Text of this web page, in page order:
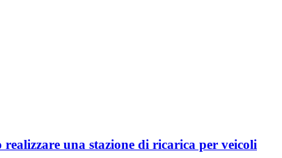
una stazione di ricarica per veicoli